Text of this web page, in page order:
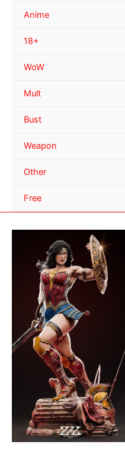
Anime
18+
WoW
Mult
Bust
Weapon
Other
Free